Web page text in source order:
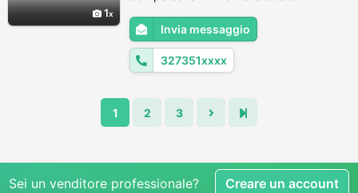
1
e per necessità mi presto volentieri a fare
da accompagnatore ad un Gentiluomo. Non
sono un badante ma mi presto anche ad
una eventuale assistenza fisica qualora c...
Invia messaggio
327351xxxx
1 2 3
Sei un venditore professionale? Creare un account